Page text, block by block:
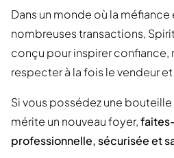
Dans un monde où la
nombreuses transactions,
conçu pour inspirer confiance,
respecter à la fois le vendeur et
Si vous possédez une
mérite un nouveau foyer,
professionnelle, sécurisée et